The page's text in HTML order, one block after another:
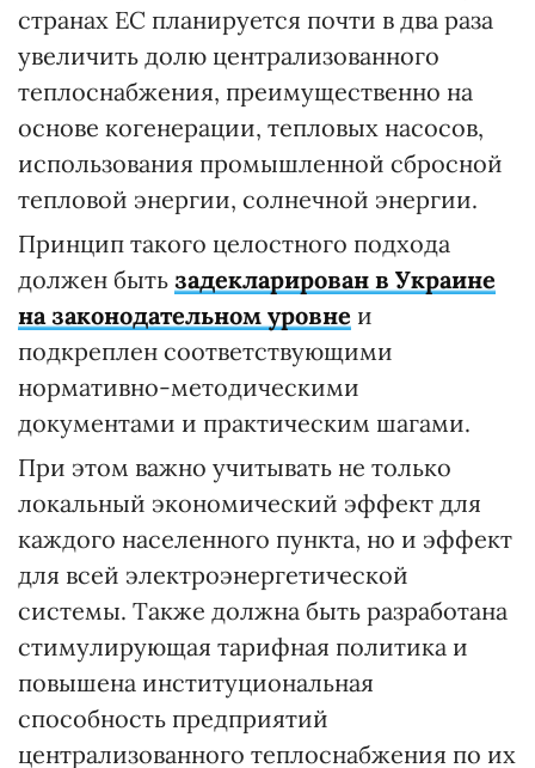
странах ЕС планируется почти в два раза
увеличить долю централизованного
теплоснабжения, преимущественно на
основе когенерации, тепловых насосов,
использования промышленной сбросной
тепловой энергии, солнечной энергии.
Принцип такого целостного подхода
должен быть задекларирован в Украине
на законодательном уровне и
подкреплен соответствующими
нормативно-методическими
документами и практическим шагами.
При этом важно учитывать не только
локальный экономический эффект для
каждого населенного пункта, но и эффект
для всей электроэнергетической
системы. Также должна быть разработана
стимулирующая тарифная политика и
повышена институциональная
способность предприятий
централизованного теплоснабжения по их